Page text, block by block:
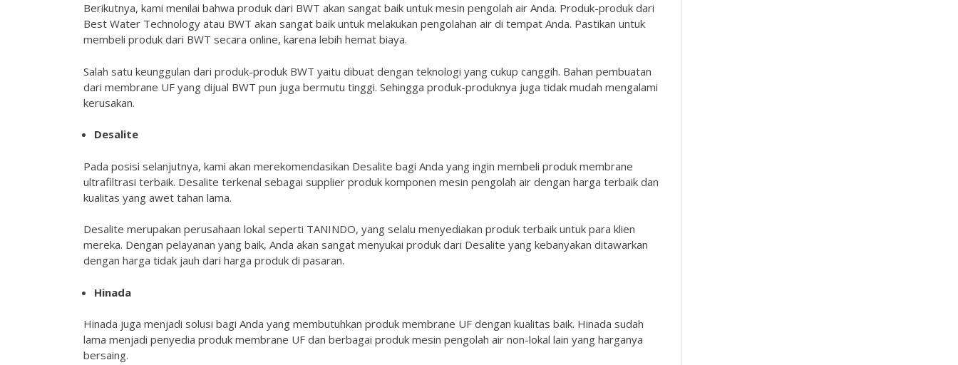
Berikutnya, kami menilai bahwa produk dari BWT akan sangat baik untuk mesin pengolah air Anda. Produk-produk dari
Best Water Technology atau BWT akan sangat baik untuk melakukan pengolahan air di tempat Anda. Pastikan untuk
membeli produk dari BWT secara online, karena lebih hemat biaya.
Salah satu keunggulan dari produk-produk BWT yaitu dibuat dengan teknologi yang cukup canggih. Bahan pembuatan
dari membrane UF yang dijual BWT pun juga bermutu tinggi. Sehingga produk-produknya juga tidak mudah mengalami
kerusakan.
Desalite
Pada posisi selanjutnya, kami akan merekomendasikan Desalite bagi Anda yang ingin membeli produk membrane
ultrafiltrasi terbaik. Desalite terkenal sebagai supplier produk komponen mesin pengolah air dengan harga terbaik dan
kualitas yang awet tahan lama.
Desalite merupakan perusahaan lokal seperti TANINDO, yang selalu menyediakan produk terbaik untuk para klien
mereka. Dengan pelayanan yang baik, Anda akan sangat menyukai produk dari Desalite yang kebanyakan ditawarkan
dengan harga tidak jauh dari harga produk di pasaran.
Hinada
Hinada juga menjadi solusi bagi Anda yang membutuhkan produk membrane UF dengan kualitas baik. Hinada sudah
lama menjadi penyedia produk membrane UF dan berbagai produk mesin pengolah air non-lokal lain yang harganya
bersaing.